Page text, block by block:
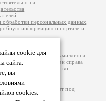
cookie для
сайта.
вы
cookies.
на
обработки персональных данных
информацию о портале и
– порядка 100 тысяч
более полумиллиона
который расположен справа
по две цифры: количество
2026. Портал работает под